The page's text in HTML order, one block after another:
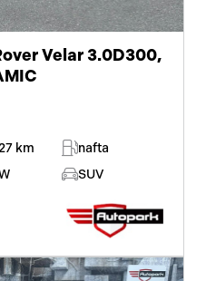
Velar 3.0D300,
km
nafta
SUV